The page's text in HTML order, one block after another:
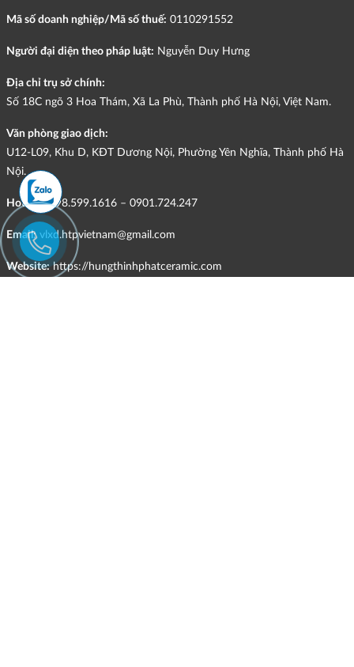
Mã số doanh nghiệp/Mã số thuế: 0110291552
Người đại diện theo pháp luật: Nguyễn Duy Hưng
Địa chỉ trụ sở chính:
Số 18C ngõ 3 Hoa Thám, Xã La Phù, Thành phố Hà Nội, Việt Nam.
Văn phòng giao dịch:
U12-L09, Khu D, KĐT Dương Nội, Phường Yên Nghĩa, Thành phố Hà
Nội.
Hotline:098.599.1616 – 0901.724.247
Email: vlxd.htpvietnam@gmail.com
Website: https://hungthinhphatceramic.com